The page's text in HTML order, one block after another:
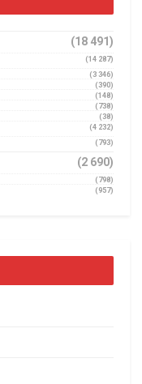
(18 491)
(14 287)
(3 346)
(390)
(148)
(738)
(38)
(4 232)
(793)
(2 690)
(798)
(957)